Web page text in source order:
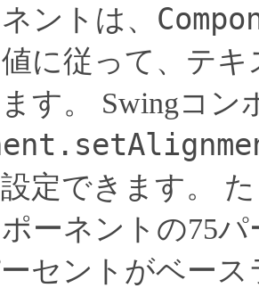
ントは、
に従って、テ
す。
Swingコン
定できます。
ーネントの75
セントがベー